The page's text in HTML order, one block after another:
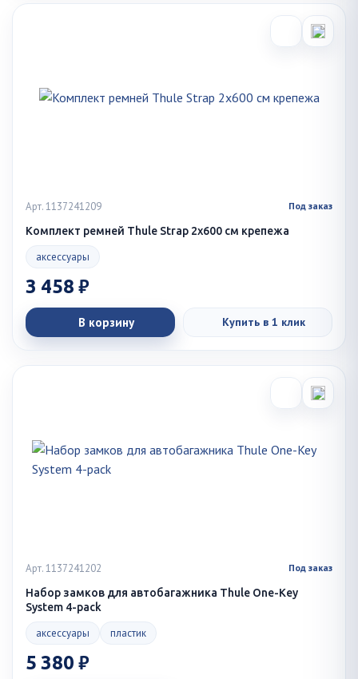
Арт. 1137241209 Под заказ
Комплект ремней Thule Strap 2x600 см крепежа
аксессуары
3 458 ₽
В корзину Купить в 1 клик
Арт. 1137241202 Под заказ
Набор замков для автобагажника Thule One-Key
System 4-pack
аксессуары пластик
5 380 ₽